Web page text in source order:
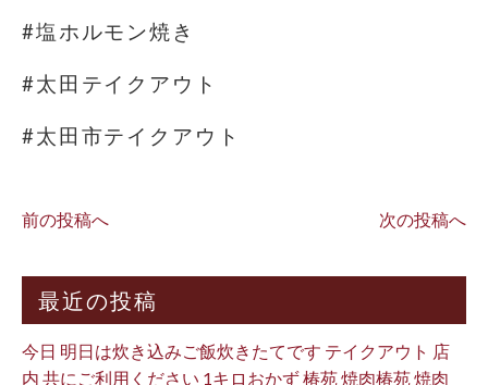
#塩ホルモン焼き
#太田テイクアウト
#太田市テイクアウト
前の投稿へ 次の投稿へ
最近の投稿
今日 明日は炊き込みご飯炊きたてです テイクアウト 店
内 共にご利用ください 1キロおかず 椿苑 焼肉椿苑 焼肉